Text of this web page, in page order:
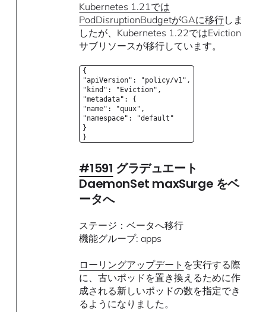
Kubernetes 1.21では
PodDisruptionBudgetがGAに移行しま
したが、Kubernetes 1.22ではEviction
サブリソースが移行しています。
{
"apiVersion": "policy/v1",
"kind": "Eviction",
"metadata": {
"name": "quux",
"namespace": "default"
}
}
#1591 グラデュエート
DaemonSet maxSurge をベ
ータへ
ステージ：ベータへ移行
機能グループ: apps
ローリングアップデート を実行する際
に、古いポッドを置き換えるために作
成される新しいポッドの数を指定でき
るようになりました。